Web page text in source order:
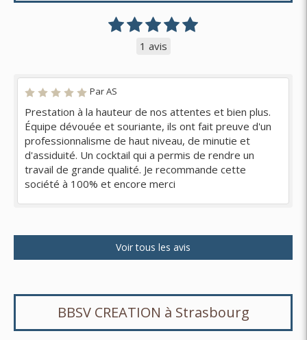
1 avis
Par AS
Prestation à la hauteur de nos attentes et bien plus.
Équipe dévouée et souriante, ils ont fait preuve d'un
professionnalisme de haut niveau, de minutie et
d'assiduité. Un cocktail qui a permis de rendre un
travail de grande qualité. Je recommande cette
société à 100% et encore merci
Voir tous les avis
BBSV CREATION à Strasbourg